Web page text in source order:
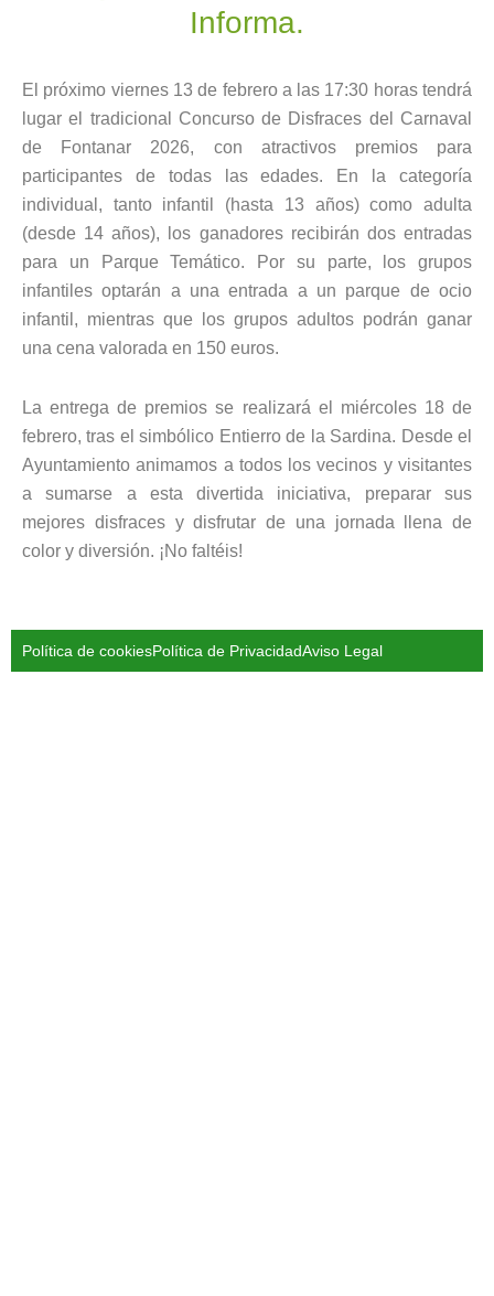
Informa.
El próximo viernes 13 de febrero a las 17:30 horas tendrá
lugar el tradicional Concurso de Disfraces del Carnaval
de Fontanar 2026, con atractivos premios para
participantes de todas las edades. En la categoría
individual, tanto infantil (hasta 13 años) como adulta
(desde 14 años), los ganadores recibirán dos entradas
para un Parque Temático. Por su parte, los grupos
infantiles optarán a una entrada a un parque de ocio
infantil, mientras que los grupos adultos podrán ganar
una cena valorada en 150 euros.
La entrega de premios se realizará el miércoles 18 de
febrero, tras el simbólico Entierro de la Sardina. Desde el
Ayuntamiento animamos a todos los vecinos y visitantes
a sumarse a esta divertida iniciativa, preparar sus
mejores disfraces y disfrutar de una jornada llena de
color y diversión. ¡No faltéis!
Política de cookiesPolítica de PrivacidadAviso Legal